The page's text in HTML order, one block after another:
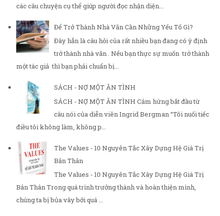
các câu chuyện cụ thể giúp người đọc nhận diện...
Để Trở Thành Nhà Văn Cần Những Yếu Tố Gì?
Đây hẳn là câu hỏi của rất nhiều bạn đang có ý định
trở thành nhà văn . Nếu bạn thực sự muốn trở thành
một tác giả thì bạn phải chuẩn bị...
SÁCH - NỢ MỘT ÂN TÌNH
SÁCH - NỢ MỘT ÂN TÌNH Cảm hứng bắt đầu từ
câu nói của diễn viên Ingrid Bergman “Tôi nuối tiếc
điều tôi không làm, không p...
The Values - 10 Nguyên Tắc Xây Dựng Hệ Giá Trị
Bản Thân
The Values - 10 Nguyên Tắc Xây Dựng Hệ Giá Trị
Bản Thân Trong quá trình trưởng thành và hoàn thiện mình,
chúng ta bị bủa vây bởi quá ...